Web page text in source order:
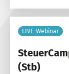
LIVE-Webinar
(Stb)